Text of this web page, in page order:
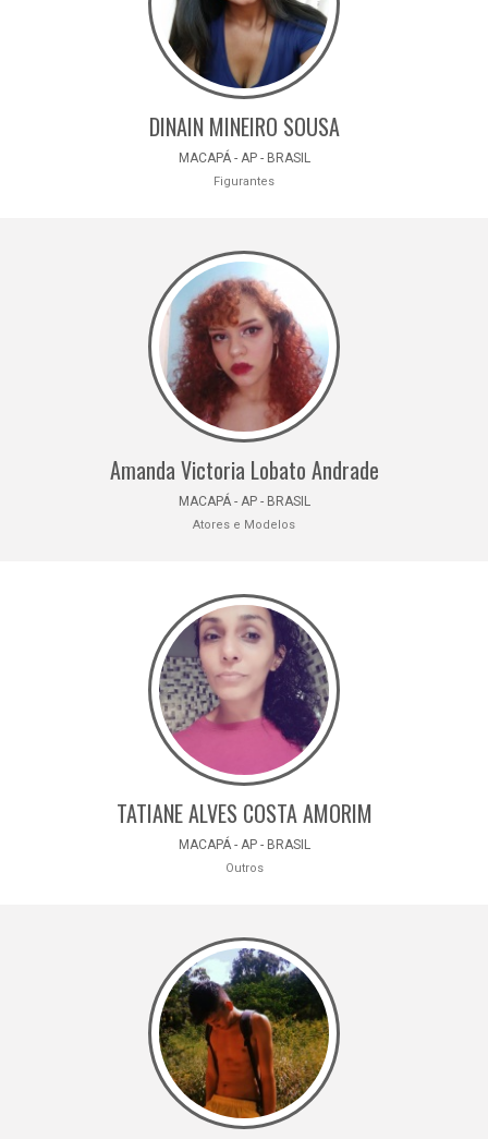
DINAIN MINEIRO SOUSA
MACAPÁ - AP - BRASIL
Figurantes
Amanda Victoria Lobato Andrade
MACAPÁ - AP - BRASIL
Atores e Modelos
TATIANE ALVES COSTA AMORIM
MACAPÁ - AP - BRASIL
Outros